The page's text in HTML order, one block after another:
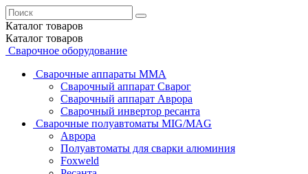
Каталог товаров
Каталог товаров
Сварочное оборудование
Сварочные аппараты MMA
Сварочный аппарат Сварог
Сварочный аппарат Аврора
Сварочный инвертор ресанта
Сварочные полуавтоматы MIG/MAG
Аврора
Полуавтоматы для сварки алюминия
Foxweld